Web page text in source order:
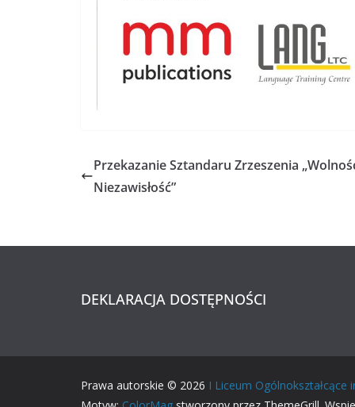
Przekazanie Sztandaru Zrzeszenia
Niezawisłość”
DEKLARACJA DOSTĘPNOŚCI
Prawa autorskie © 2026 I Liceum Ogólnokształcące